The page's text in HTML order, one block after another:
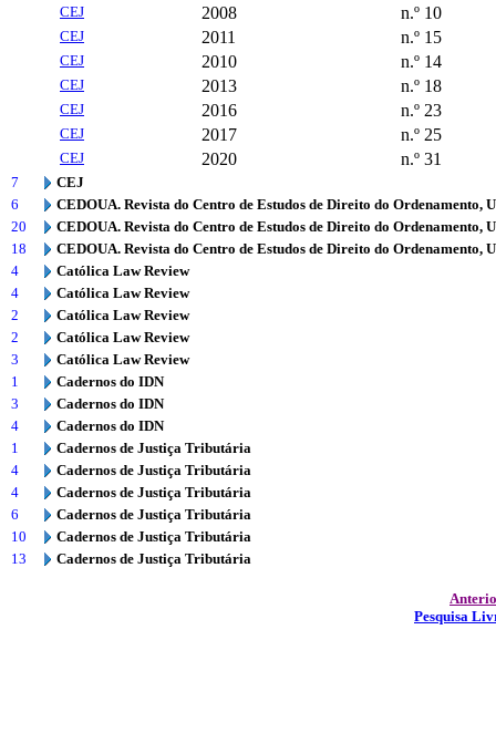
CEJ 2008 n.º 10
CEJ 2011 n.º 15
CEJ 2010 n.º 14
CEJ 2013 n.º 18
CEJ 2016 n.º 23
CEJ 2017 n.º 25
CEJ 2020 n.º 31
7
CEJ
6
CEDOUA. Revista do Centro de Estudos de Direito do Ordenamento,
20
CEDOUA. Revista do Centro de Estudos de Direito do Ordenamento,
18
CEDOUA. Revista do Centro de Estudos de Direito do Ordenamento,
4
Católica Law Review
4
Católica Law Review
2
Católica Law Review
2
Católica Law Review
3
Católica Law Review
1
Cadernos do IDN
3
Cadernos do IDN
4
Cadernos do IDN
1
Cadernos de Justiça Tributária
4
Cadernos de Justiça Tributária
4
Cadernos de Justiça Tributária
6
Cadernos de Justiça Tributária
10
Cadernos de Justiça Tributária
13
Cadernos de Justiça Tributária
Pesquisa